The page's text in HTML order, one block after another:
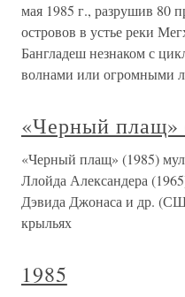
мая 1985 г., разрушив 80
островов в устье реки
Бангладеш незнаком с
волнами или огромными
«Черный плащ»
«Черный плащ» (1985)
Ллойда Александера
Дэвида Джонаса и др.
крыльях
1985